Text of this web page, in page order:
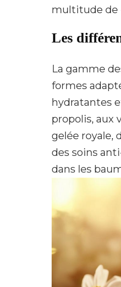
multitude de
Les
La gamme
formes
hydratantes
propolis, aux
gelée royale,
des soins
dans les